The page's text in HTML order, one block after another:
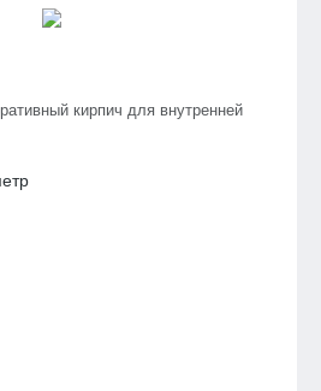
кирпич для внутренней